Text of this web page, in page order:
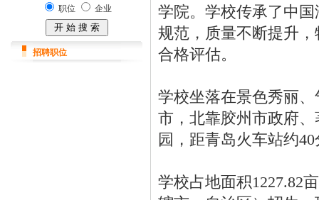
职位 企业
招聘职位
学院。学校传承了中
规范，质量不断提升
合格评估。
学校坐落在景色秀丽
市，北靠胶州市政府
园，距青岛火车站约
学校占地面积1227.82